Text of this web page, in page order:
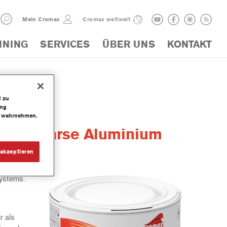
Mein Cromax Cromax weltweit
SERVICES ÜBER UNS KONTAKT
Coarse Aluminium
als
zu